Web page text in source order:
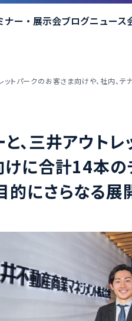
ナー・展示会ブログニュース
ットパークのお客さま向けや、社内、
、三井アウト
けに合計14本の
的にさらなる展